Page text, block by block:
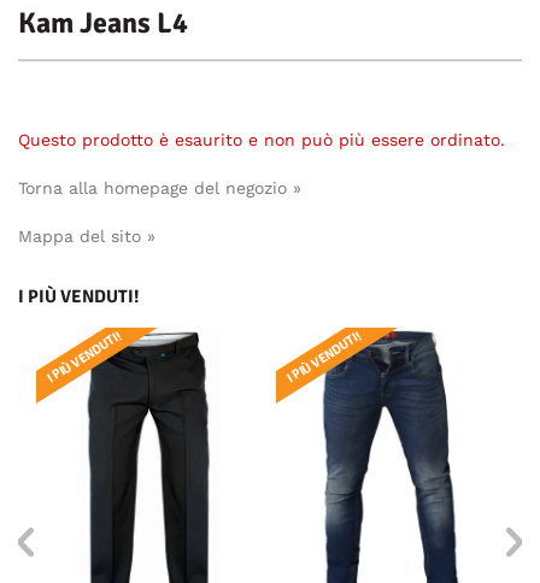
Kam Jeans L4
Questo prodotto è esaurito e non può più essere ordinato.
Torna alla homepage del negozio »
Mappa del sito »
I PIÙ VENDUTI!
I PIÙ VENDUTI! I PIÙ VENDUTI!